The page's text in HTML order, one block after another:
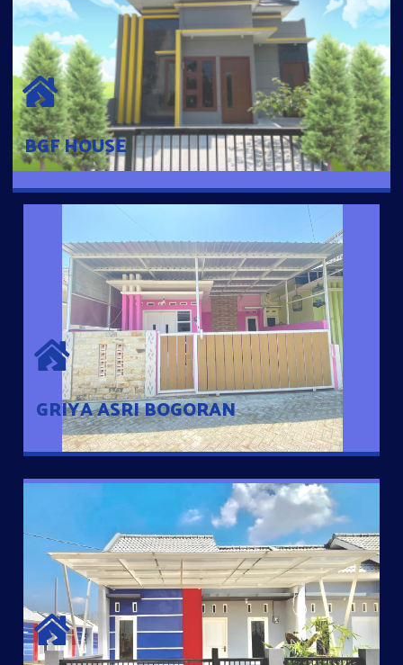
BGF HOUSE
BGF HOUSE
Hunian Mewah Pusat Kota dengan fasilitas Free Desain, Dapur,
Parkir Mobil dengan 3 Kamar Tidur dan 2 Kamar Mandi.
GRIYA ASRI BOGORAN
GRIYA ASRI BOGORAN
Desain Modern Minimalis dengan Konsep Rumah Pintar
Sehingga Memudahkan Penghuni mengakses rumahnya
dengan Ponsel
SURYA MADANI SATU
Satu-satunya Hunian nyaman dengan harga subsidi hanya 100
jutaan dengan lokasi strategis di Tuban